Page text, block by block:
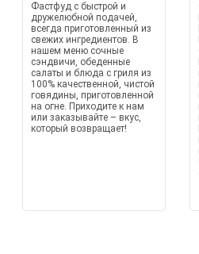
Фастфуд с быстрой и
дружелюбной подачей,
всегда приготовленный из
свежих ингредиентов. В
нашем меню сочные
сэндвичи, обеденные
салаты и блюда с гриля из
100% качественной, чистой
говядины, приготовленной
на огне. Приходите к нам
или заказывайте – вкус,
который возвращает!